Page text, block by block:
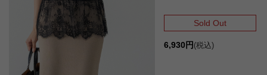
Sold Out
6,930円 (税込)